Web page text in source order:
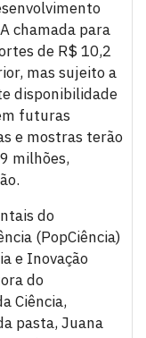
chamada para
de R$ 10,2
mas sujeito a
disponibilidade
futuras
e mostras terão
milhões,
do
(PopCiência)
e Inovação
do
Ciência,
pasta, Juana